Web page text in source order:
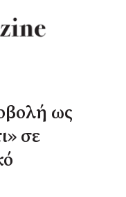
ως
σε